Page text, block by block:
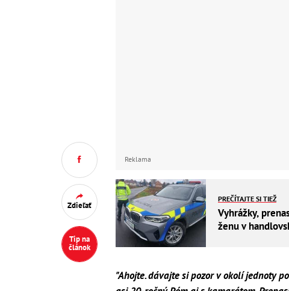
Zdieľať
Tip na
článok
Reklama
PREČÍTAJTE SI TIEŽ
Vyhrážky,
ženu v
"Ahojte. dávajte si pozor v okolí jednoty